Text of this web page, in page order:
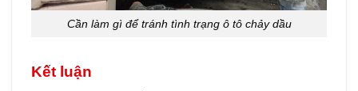
Cần làm gì để tránh tình trạng ô tô chảy dầu
Kết luận